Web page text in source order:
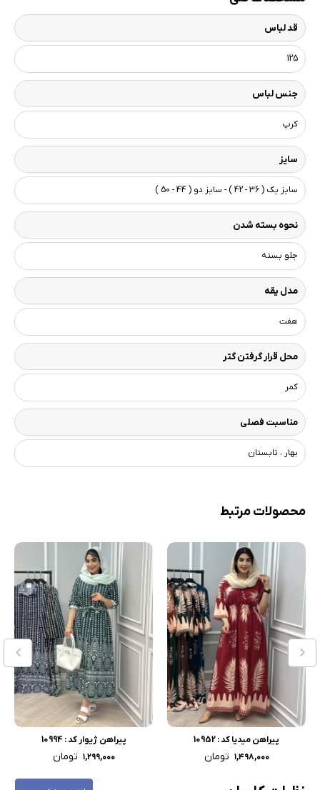
قد لباس
125
جنس لباس
کرپ
سایز
سایز یک ( 36 - 42 ) - سایز دو ( 44 - 50 )
نحوه بسته شدن
جلو بسته
مدل یقه
هفت
محل قرار گرفتن گتر
کمر
مناسبت فصلی
بهار ، تابستان
محصولات مرتبط
پیراهن میدیا کد : 10952
۱,۴۹۸,۰۰۰ تومان
پیراهن ژیوار کد : 10994
۱,۲۹۹,۰۰۰ تومان